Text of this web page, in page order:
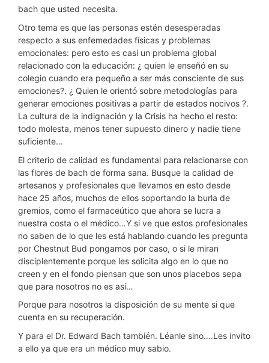
bach que usted necesita.
Otro tema es que las personas estén desesperadas
respecto a sus enfemedades físicas y problemas
emocionales: pero esto es casi un problema global
relacionado con la educación: ¿ quien le enseñó en su
colegio cuando era pequeño a ser más consciente de sus
emociones?. ¿ Quien le orientó sobre metodologías para
generar emociones positivas a partir de estados nocivos ?.
La cultura de la indignación y la Crisis ha hecho el resto:
todo molesta, menos tener supuesto dinero y nadie tiene
suficiente…
El criterio de calidad es fundamental para relacionarse con
las flores de bach de forma sana. Busque la calidad de
artesanos y profesionales que llevamos en esto desde
hace 25 años, muchos de ellos soportando la burla de
gremios, como el farmaceútico que ahora se lucra a
nuestra costa o el médico…Y si ve que estos profesionales
no saben de lo que les está hablando cuando les pregunta
por Chestnut Bud pongamos por caso, o si le miran
disciplentemente porque les solicita algo en lo que no
creen y en el fondo piensan que son unos placebos sepa
que para nosotros no es así…
Porque para nosotros la disposición de su mente si que
cuenta en su recuperación.
Y para el Dr. Edward Bach también. Léanle sino….Les invito
a ello ya que era un médico muy sabio.